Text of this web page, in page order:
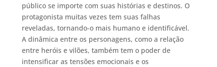
público se importe com suas histórias e destinos. O
protagonista muitas vezes tem suas falhas
reveladas, tornando-o mais humano e identificável.
A dinâmica entre os personagens, como a relação
entre heróis e vilões, também tem o poder de
intensificar as tensões emocionais e os